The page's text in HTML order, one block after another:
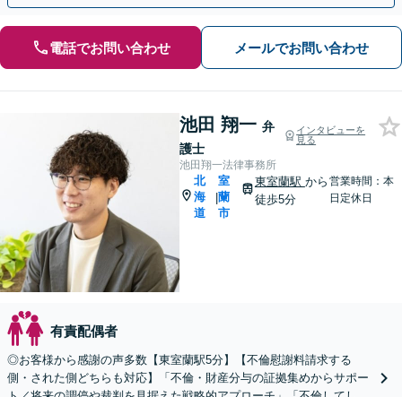
電話でお問い合わせ メールでお問い合わせ
池田 翔一 弁
護士
インタビューを
見る
池田翔一法律事務所
北
海
道
|
室
蘭
市
東室蘭駅 から
徒歩5分
営業時間：本
日定休日
有責配偶者
◎お客様から感謝の声多数【東室蘭駅5分】【不倫慰謝料請求する
側・された側どちらも対応】「不倫・財産分与の証拠集めからサポー